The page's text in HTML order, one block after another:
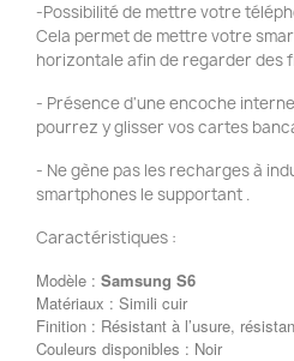
-Possibilité de mettre votre
Cela permet de mettre votre
horizontale afin de regarder des
- Présence d'une encoche
pourrez y glisser vos cartes
- Ne gène pas les recharges à
smartphones le supportant .
Caractéristiques :
Modèle : Samsung S6
Matériaux : Simili cuir
Finition : Résistant à l’usure,
Couleurs disponibles : Noir